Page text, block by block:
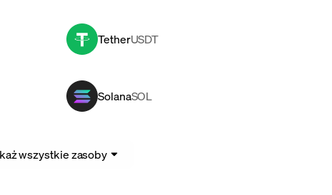
TetherUSDT
SolanaSOL
wszystkie zasoby